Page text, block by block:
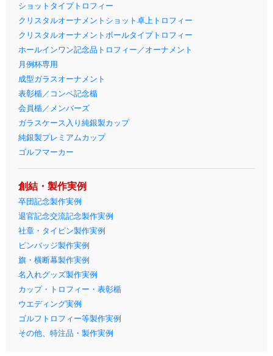
ショットタイプトロフィー
クリスタルオーナメントショット卓上トロフィー
クリスタルオーナメントボールタイプトロフィー
ホールインワン記念品トロフィー／オーナメント
月例杯専用
成型ガラスオーナメント
表彰楯／コンペ記念楯
会員楯／メンバーズ
ガラスケース入り純銀製カップ
純銀製プレミアムカップ
ゴルフマーカー
創結・製作実例
卒団記念製作実例
退官記念交流記念製作実例
社章・タイピン製作実例
ピンバッジ製作実例
旗・横断幕製作実例
名入れグッズ製作実例
カップ・トロフィー・表彰楯
ウエディング実例
ゴルフトロフィー等製作実例
その他、特注品・製作実例